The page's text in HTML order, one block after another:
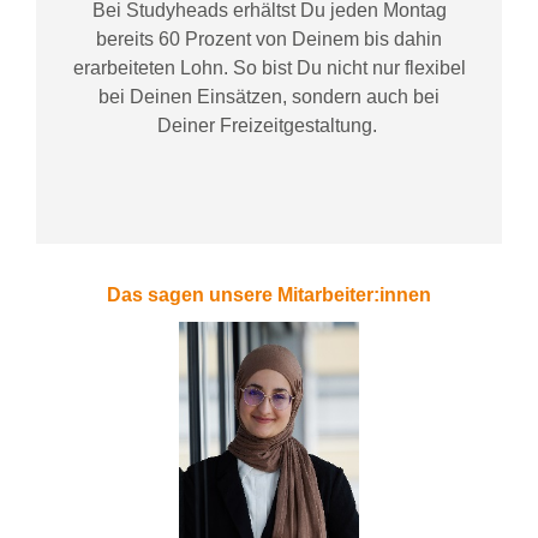
Bei Studyheadserhältst Du jeden Montag
bereits 60 Prozent von Deinem bis dahin
erarbeiteten Lohn. So bist Du nicht nur flexibel
bei Deinen Einsätzen, sondern auch bei
DeinerFreizeitgestaltung.
Das sagen unsere Mitarbeiter:innen